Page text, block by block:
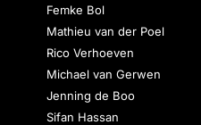
Femke Bol
Mathieu van der Poel
Rico Verhoeven
Michael van Gerwen
Jenning de Boo
Sifan Hassan